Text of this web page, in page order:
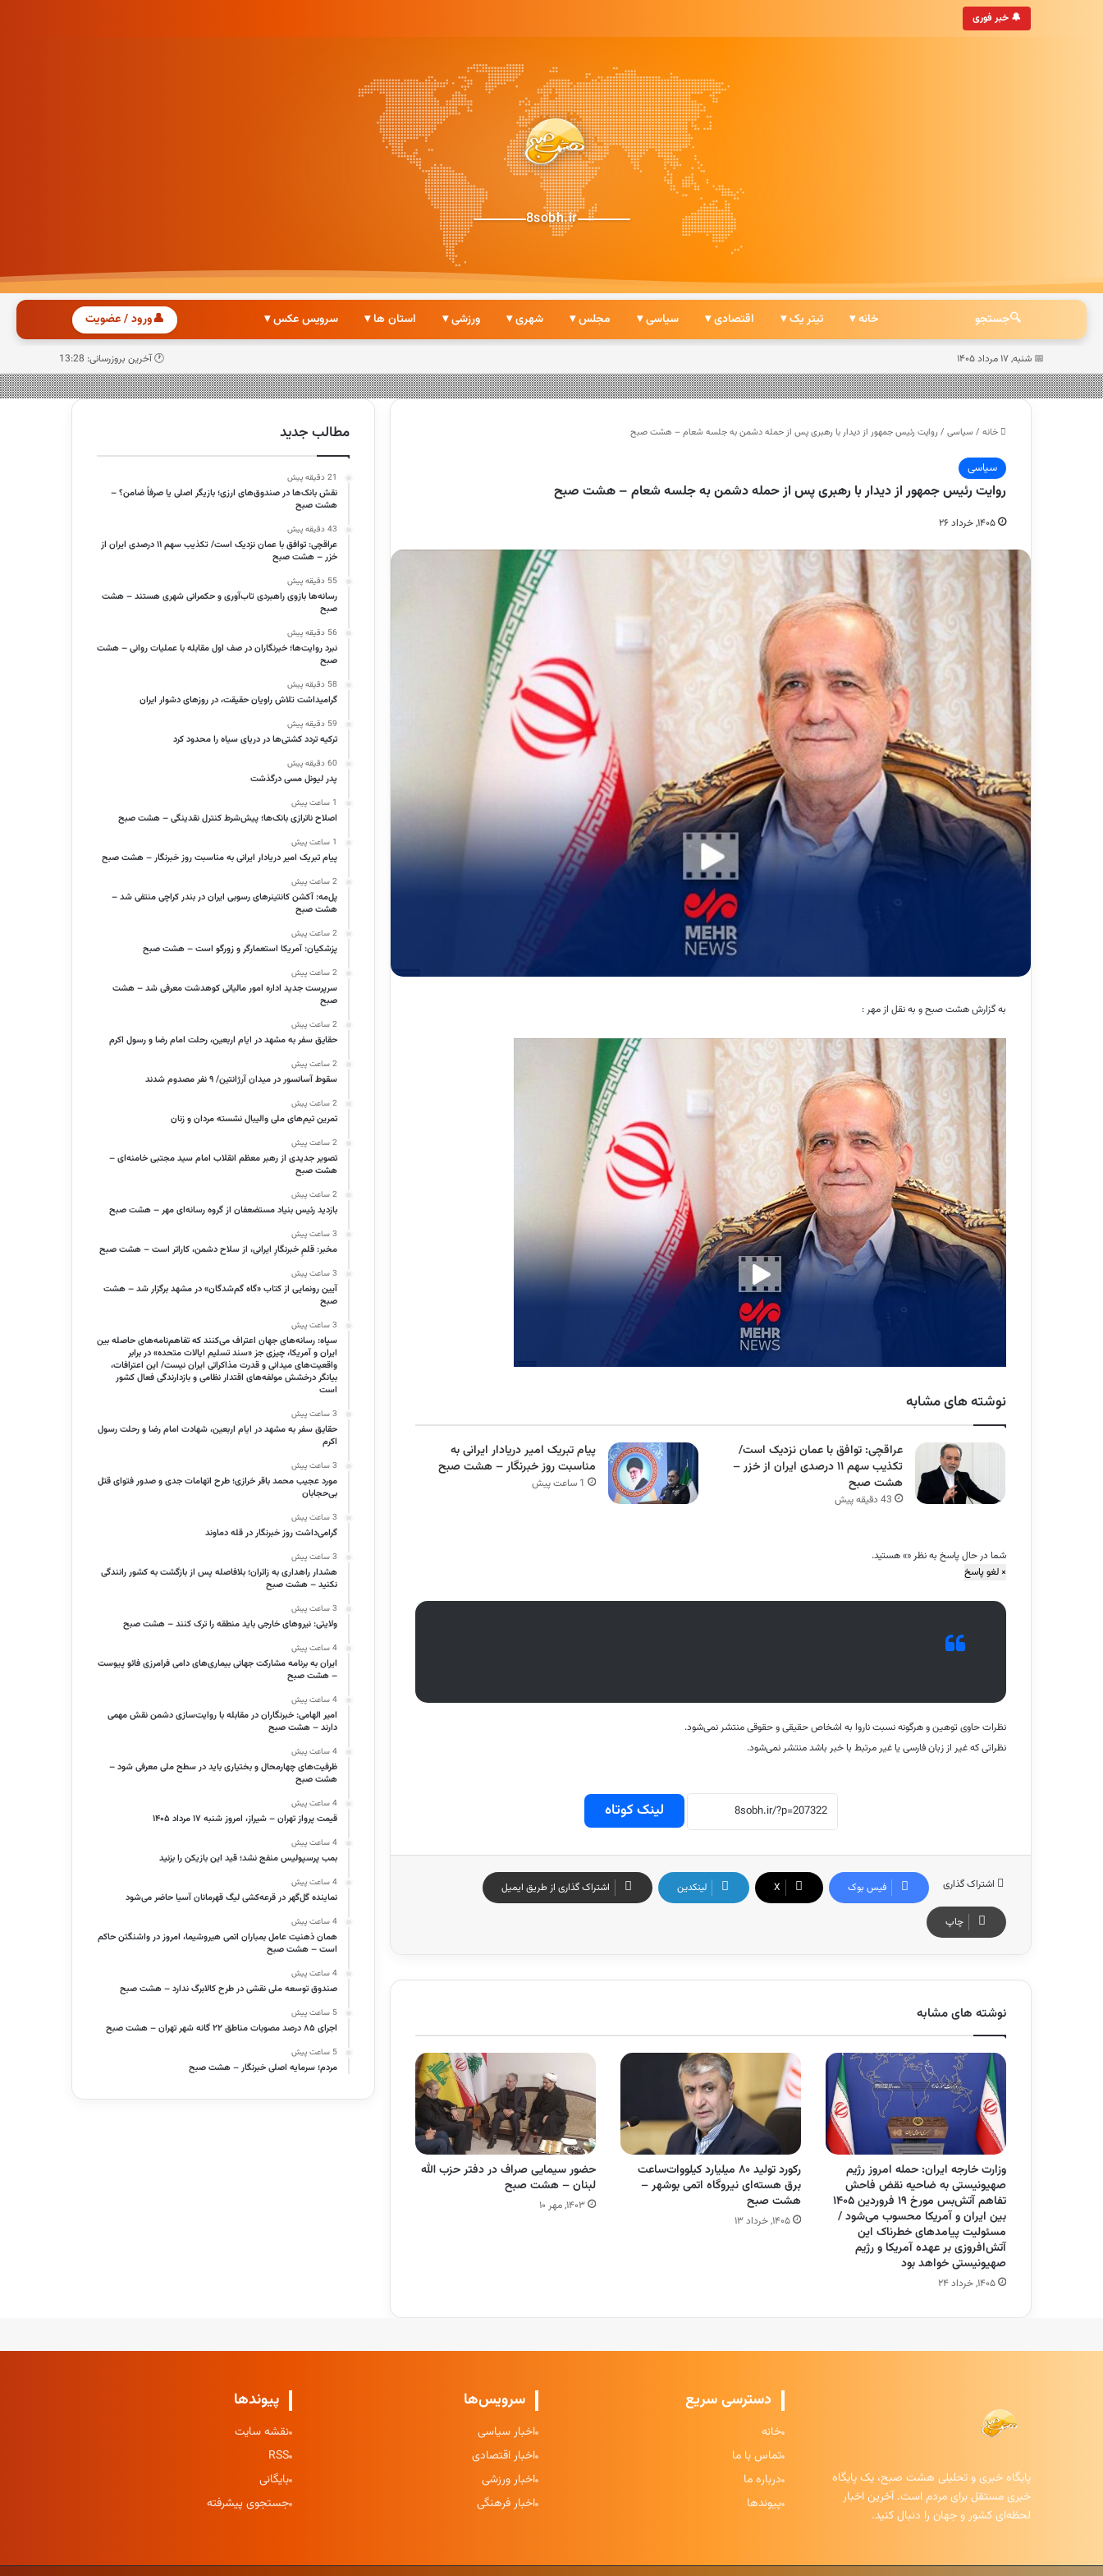
🔔 خبر فوری
• به‌روزترین خبرگزاری ایرانی
8sobh.ir
🔍جستجو خانه ▾ تیتر یک ▾ اقتصادی ▾ سیاسی ▾ مجلس ▾ شهری ▾ ورزشی ▾ استان ها ▾ سرویس عکس ▾ 👤ورود / عضویت
📅 شنبه, ۱۷ مرداد ۱۴۰۵ 🕐 آخرین بروزرسانی: 13:28
خانه / سیاسی /روایت رئیس جمهور از دیدار با رهبری پس از حمله دشمن به جلسه شعام – هشت صبح
سیاسی
روایت رئیس جمهور از دیدار با رهبری پس از حمله دشمن به جلسه شعام – هشت صبح
۱۴۰۵, خرداد ۲۶
به گزارش هشت صبح و به نقل از مهر :
نوشته های مشابه
عراقچی: توافق با عمان نزدیک است/
تکذیب سهم ۱۱ درصدی ایران از خزر –
هشت صبح
43 دقیقه پیش
پیام تبریک امیر دریادار ایرانی به
مناسبت روز خبرنگار – هشت صبح
1 ساعت پیش
شما در حال پاسخ به نظر «» هستید.
× لغو پاسخ
نظرات حاوی توهین و هرگونه نسبت ناروا به اشخاص حقیقی و حقوقی منتشر نمی‌شود.
نظراتی که غیر از زبان فارسی یا غیر مرتبط با خبر باشد منتشر نمی‌شود.
لینک کوتاه
اشتراک گذاری فیس بوک X لینکدین اشتراک گذاری از طریق ایمیل
چاپ
نوشته های مشابه
وزارت خارجه ایران: حمله امروز رژیم
صهیونیستی به ضاحیه نقض فاحش
تفاهم آتش‌بس مورخ ۱۹ فروردین ۱۴۰۵
بین ایران و آمریکا محسوب می‌شود /
مسئولیت پیامد‌های خطرناک این
آتش‌افروزی بر عهده آمریکا و رژیم
صهیونیستی خواهد بود
۱۴۰۵, خرداد ۲۴
رکورد تولید ۸۰ میلیارد کیلووات‌ساعت
برق هسته‌ای نیروگاه اتمی بوشهر –
هشت صبح
۱۴۰۵, خرداد ۱۳
حضور سیمایی صراف در دفتر حزب الله
لبنان – هشت صبح
۱۴۰۳, مهر ۱۰
مطالب جدید
21 دقیقه پیش
نقش بانک‌ها در صندوق‌های ارزی؛ بازیگر اصلی یا صرفاً ضامن؟ –
هشت صبح
43 دقیقه پیش
عراقچی: توافق با عمان نزدیک است/ تکذیب سهم ۱۱ درصدی ایران از
خزر – هشت صبح
55 دقیقه پیش
رسانه‌ها بازوی راهبردی تاب‌آوری و حکمرانی شهری هستند – هشت
صبح
56 دقیقه پیش
نبرد روایت‌ها؛ خبرنگاران در صف اول مقابله با عملیات روانی – هشت
صبح
58 دقیقه پیش
گرامیداشت تلاش راویان حقیقت، در روزهای دشوار ایران
59 دقیقه پیش
ترکیه تردد کشتی‌ها در دریای سیاه را محدود کرد
60 دقیقه پیش
پدر لیونل مسی درگذشت
1 ساعت پیش
اصلاح ناترازی بانک‌ها؛ پیش‌شرط کنترل نقدینگی – هشت صبح
1 ساعت پیش
پیام تبریک امیر دریادار ایرانی به مناسبت روز خبرنگار – هشت صبح
2 ساعت پیش
پل‌مه: آکشن کانتینرهای رسوبی ایران در بندر کراچی منتفی شد –
هشت صبح
2 ساعت پیش
پزشکیان: آمریکا استعمارگر و زورگو است – هشت صبح
2 ساعت پیش
سرپرست جدید اداره امور مالیاتی کوهدشت معرفی شد – هشت
صبح
2 ساعت پیش
حقایق سفر به مشهد در ایام اربعین، رحلت امام رضا و رسول اکرم
2 ساعت پیش
سقوط آسانسور در میدان آرژانتین/ ۹ نفر مصدوم شدند
2 ساعت پیش
تمرین تیم‌های ملی والیبال نشسته مردان و زنان
2 ساعت پیش
تصویر جدیدی از رهبر معظم انقلاب امام سید مجتبی خامنه‌ای –
هشت صبح
2 ساعت پیش
بازدید رئیس بنیاد مستضعفان از گروه رسانه‌ای مهر – هشت صبح
3 ساعت پیش
مخبر: قلمِ خبرنگارِ ایرانی، از سلاح دشمن، کاراتر است – هشت صبح
3 ساعت پیش
آیین رونمایی از کتاب «گاه گم‌شدگان» در مشهد برگزار شد – هشت
صبح
3 ساعت پیش
سپاه: رسانه‌های جهان اعتراف می‌کنند که تفاهم‌نامه‌های حاصله بین
ایران و آمریکا، چیزی جز «سند تسلیم ایالات متحده» در برابر
واقعیت‌های میدانی و قدرت مذاکراتی ایران نیست/ این اعترافات،
بیانگر درخشش مولفه‌های اقتدار نظامی و بازدارندگی فعال کشور
است
3 ساعت پیش
حقایق سفر به مشهد در ایام اربعین، شهادت امام رضا و رحلت رسول
اکرم
3 ساعت پیش
مورد عجیب محمد باقر خرازی؛ طرح اتهامات جدی و صدور فتوای قتل
بی‌حجابان
3 ساعت پیش
گرامی‌داشت روز خبرنگار در قله دماوند
3 ساعت پیش
هشدار راهداری به زائران؛ بلافاصله پس از بازگشت به کشور رانندگی
نکنید – هشت صبح
3 ساعت پیش
ولایتی: نیروهای خارجی باید منطقه را ترک کنند – هشت صبح
4 ساعت پیش
ایران به برنامه مشارکت جهانی بیماری‌های دامی فرامرزی فائو پیوست
– هشت صبح
4 ساعت پیش
امیر الهامی: خبرنگاران در مقابله با روایت‌سازی دشمن نقش مهمی
دارند – هشت صبح
4 ساعت پیش
ظرفیت‌های چهارمحال و بختیاری باید در سطح ملی معرفی شود –
هشت صبح
4 ساعت پیش
قیمت پرواز تهران – شیراز، امروز شنبه ۱۷ مرداد ۱۴۰۵
4 ساعت پیش
بمب پرسپولیس منفج نشد؛ قید این بازیکن را بزنید
4 ساعت پیش
نماینده گل‌گهر در قرعه‌کشی لیگ قهرمانان آسیا حاضر می‌شود
4 ساعت پیش
همان ذهنیت عامل بمباران اتمی هیروشیما، امروز در واشنگتن حاکم
است – هشت صبح
4 ساعت پیش
صندوق توسعه ملی نقشی در طرح کالابرگ ندارد – هشت صبح
5 ساعت پیش
اجرای ۸۵ درصد مصوبات مناطق ۲۲ گانه شهر تهران – هشت صبح
5 ساعت پیش
مردم؛ سرمایه اصلی خبرنگار – هشت صبح
پایگاه خبری و تحلیلی هشت صبح، یک پایگاه
خبری مستقل برای مردم است. آخرین اخبار
لحظه‌ای کشور و جهان را دنبال کنید.
دسترسی سریع
خانه
تماس با ما
درباره ما
پیوندها
سرویس‌ها
اخبار سیاسی
اخبار اقتصادی
اخبار ورزشی
اخبار فرهنگی
پیوندها
نقشه سایت
RSS
بایگانی
جستجوی پیشرفته